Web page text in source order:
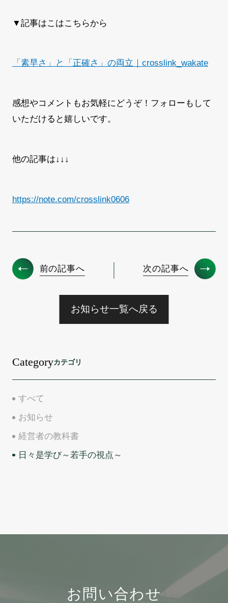
Categoryカテゴリ
すべて
お知らせ
経営者の教科書
日々是学び～若手の視点～
▼記事はこはこちらから
「素早さ」と「正確さ」の両立｜crosslink_wakate
感想やコメントもお気軽にどうぞ！フォローもして
いただけると嬉しいです。
他の記事は↓↓↓
https://note.com/crosslink0606
前の記事へ
お知らせ一覧へ戻る
次の記事へ
お問い合わせ